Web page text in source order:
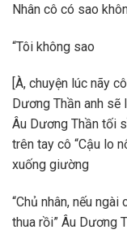
Nhân cô có sao
“Tôi không sao
[À, chuyện lúc nãy
Dương Thần anh sẽ
Âu Dương Thần tối
trên tay cô “Cậu lo
xuống giường
“Chủ nhân, nếu
thua rồi” Âu Dương